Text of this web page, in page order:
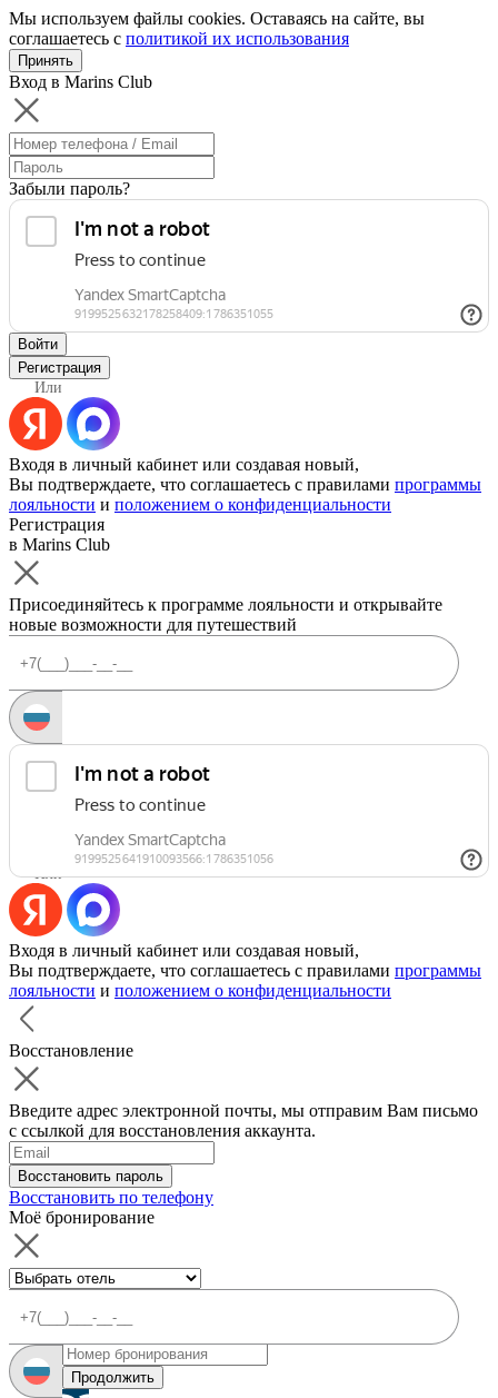
Мы используем файлы cookies. Оставаясь на сайте, вы
соглашаетесь с политикой их использования
Принять
Вход в Marins Club
Забыли пароль?
Войти
Регистрация
Или
Входя в личный кабинет или создавая новый,
Вы подтверждаете, что соглашаетесь с правилами программы
лояльности и положением о конфиденциальности
Регистрация
в Marins Club
Присоединяйтесь к программе лояльности и открывайте
новые возможности для путешествий
Запросить код
Уже есть аккаунт?Войти
Или
Входя в личный кабинет или создавая новый,
Вы подтверждаете, что соглашаетесь с правилами программы
лояльности и положением о конфиденциальности
Восстановление
Введите адрес электронной почты, мы отправим Вам письмо
с ссылкой для восстановления аккаунта.
Восстановить пароль
Восстановить по телефону
Моё бронирование
Продолжить